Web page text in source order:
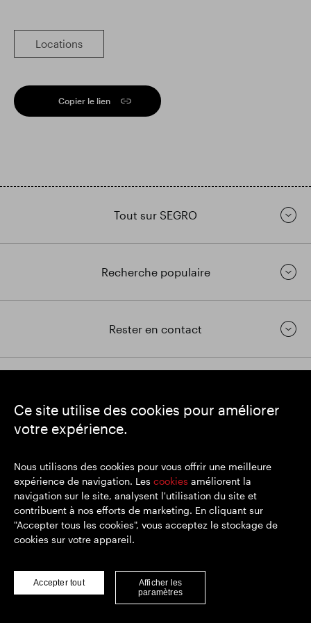
Ce site utilise des cookies pour améliorer
votre expérience.
Nous utilisons des cookies pour vous offrir une meilleure
expérience de navigation. Les cookies améliorent la
navigation sur le site, analysent l'utilisation du site et
contribuent à nos efforts de marketing. En cliquant sur
"Accepter tous les cookies", vous acceptez le stockage de
cookies sur votre appareil.
Accepter tout
Afficher les
paramètres
Locations
Copier le lien
Tout sur SEGRO
Recherche populaire
Rester en contact
SEGRO
Siège social : 1 New Burlington Place, Londres W1S 2HR
Lieu d'immatriculation : Angleterre et Pays de Galles
© SEGRO 2022
Clause de non-responsabilité
Politique de cookies